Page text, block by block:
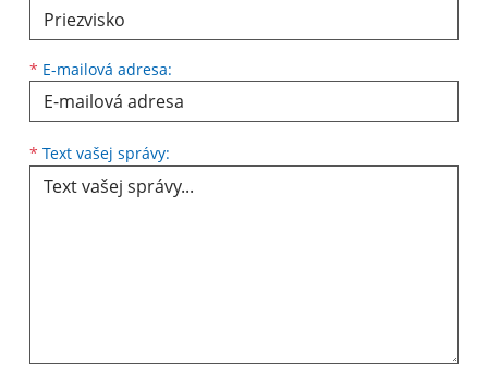
* E-mailová adresa:
* Text vašej správy: